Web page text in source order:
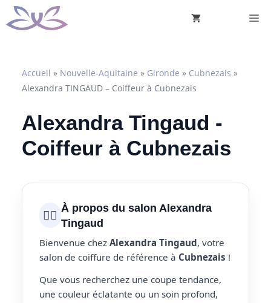
Aller
au
Accueil » Nouvelle-Aquitaine » Gironde » Cubnezais »
Alexandra TINGAUD – Coiffeur à Cubnezais
Alexandra Tingaud -
Coiffeur à Cubnezais
💇‍♀️ À propos du salon Alexandra
Tingaud
Bienvenue chez Alexandra Tingaud, votre
salon de coiffure de référence à Cubnezais !
Que vous recherchez une coupe tendance,
une couleur éclatante ou un soin profond,